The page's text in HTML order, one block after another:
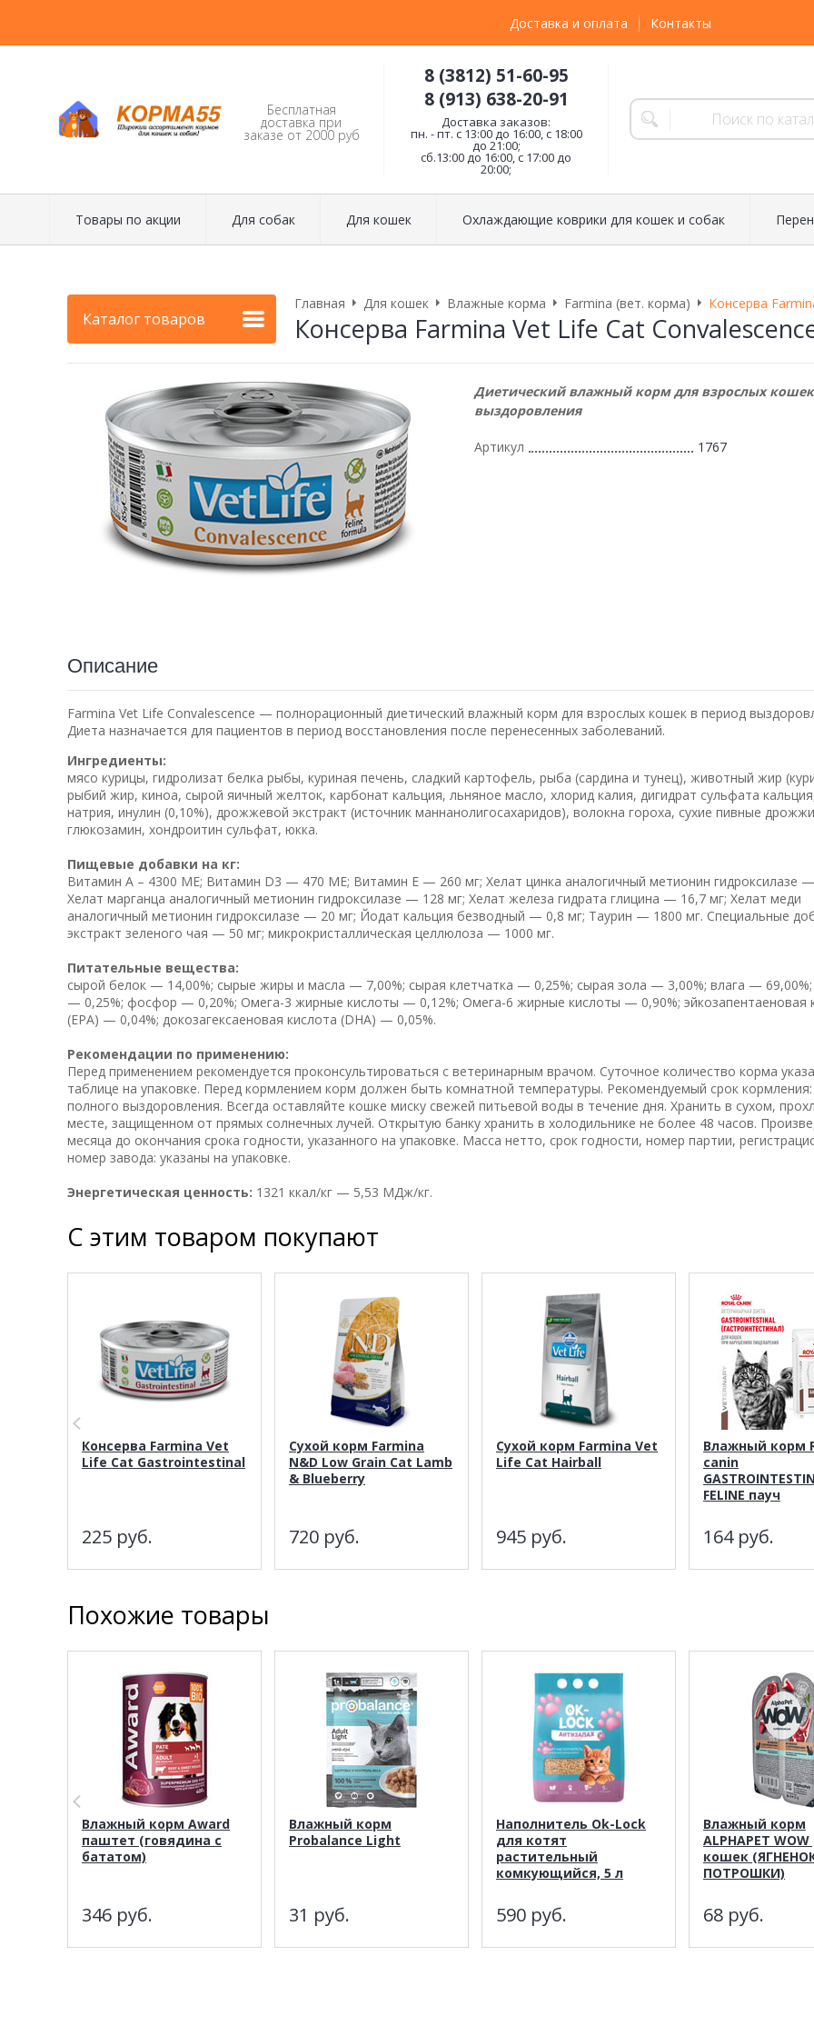
Доставка и оплата Контакты
Бесплатная
доставка при
заказе от 2000 руб
8 (3812) 51-60-95
8 (913) 638-20-91
Доставка заказов:
пн. - пт. с 13:00 до 16:00, с 18:00
до 21:00;
сб.13:00 до 16:00, с 17:00 до
20:00;
Товары по акции Для собак Для кошек Охлаждающие коврики для кошек и собак
Каталог товаров
Главная Для кошек Влажные корма Farmina (вет. корма) Консерва
Консерва Farmina Vet Life Cat
Диетический влажный корм для взрослых
выздоровления
Артикул 1767
Описание
Farmina Vet Life Convalescence — полнорационный диетический влажный корм для взрослых кошек в период
Диета назначается для пациентов в период восстановления после перенесенных заболеваний.
Ингредиенты:
мясо курицы, гидролизат белка рыбы, куриная печень, сладкий картофель, рыба (сардина и тунец), животный жир
рыбий жир, киноа, сырой яичный желток, карбонат кальция, льняное масло, хлорид калия, дигидрат сульфата
натрия, инулин (0,10%), дрожжевой экстракт (источник маннанолигосахаридов), волокна гороха, сухие пивные
глюкозамин, хондроитин сульфат, юкка.
Пищевые добавки на кг:
Витамин А – 4300 МЕ; Витамин D3 — 470 МЕ; Витамин Е — 260 мг; Хелат цинка аналогичный метионин гидроксилазе
Хелат марганца аналогичный метионин гидроксилазе — 128 мг; Хелат железа гидрата глицина — 16,7 мг; Хелат меди
аналогичный метионин гидроксилазе — 20 мг; Йодат кальция безводный — 0,8 мг; Таурин — 1800 мг. Специальные
экстракт зеленого чая — 50 мг; микрокристаллическая целлюлоза — 1000 мг.
Питательные вещества:
сырой белок — 14,00%; сырые жиры и масла — 7,00%; сырая клетчатка — 0,25%; сырая зола — 3,00%; влага — 69,00%;
— 0,25%; фосфор — 0,20%; Омега-3 жирные кислоты — 0,12%; Омега-6 жирные кислоты — 0,90%; эйкозапентаеновая
(EPA) — 0,04%; докозагексаеновая кислота (DHA) — 0,05%.
Рекомендации по применению:
Перед применением рекомендуется проконсультироваться с ветеринарным врачом. Суточное количество корма
таблице на упаковке. Перед кормлением корм должен быть комнатной температуры. Рекомендуемый срок
полного выздоровления. Всегда оставляйте кошке миску свежей питьевой воды в течение дня. Хранить в сухом,
месте, защищенном от прямых солнечных лучей. Открытую банку хранить в холодильнике не более 48 часов.
месяца до окончания срока годности, указанного на упаковке. Масса нетто, срок годности, номер партии,
номер завода: указаны на упаковке.
Энергетическая ценность: 1321 ккал/кг — 5,53 МДж/кг.
С этим товаром покупают
Консерва Farmina Vet
Life Cat Gastrointestinal
225 руб.
Сухой корм Farmina
N&D Low Grain Cat Lamb
& Blueberry
720 руб.
Сухой корм Farmina Vet
Life Cat Hairball
945 руб.
Влажный корм
canin
FELINE пауч
164 руб.
Похожие товары
Влажный корм Award
паштет (говядина с
бататом)
346 руб.
Влажный корм
Probalance Light
31 руб.
Наполнитель Ok-Lock
для котят
растительный
комкующийся, 5 л
590 руб.
Влажный корм
ALPHAPET
кошек
ПОТРОШКИ)
68 руб.